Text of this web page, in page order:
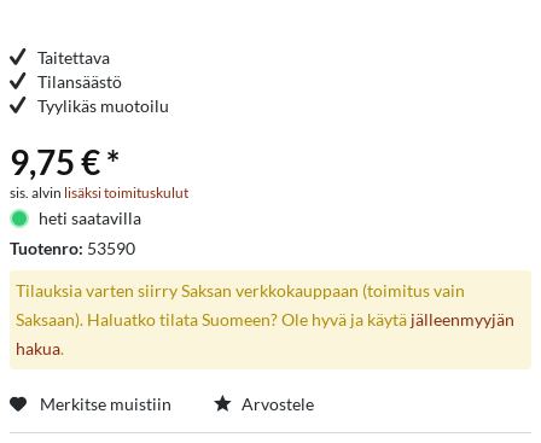
Taitettava
Tilansäästö
Tyylikäs muotoilu
9,75 € *
sis. alvin lisäksi toimituskulut
heti saatavilla
Tuotenro: 53590
Tilauksia varten siirry Saksan verkkokauppaan (toimitus vain
Saksaan). Haluatko tilata Suomeen? Ole hyvä ja käytä jälleenmyyjän
hakua.
Merkitse muistiin Arvostele